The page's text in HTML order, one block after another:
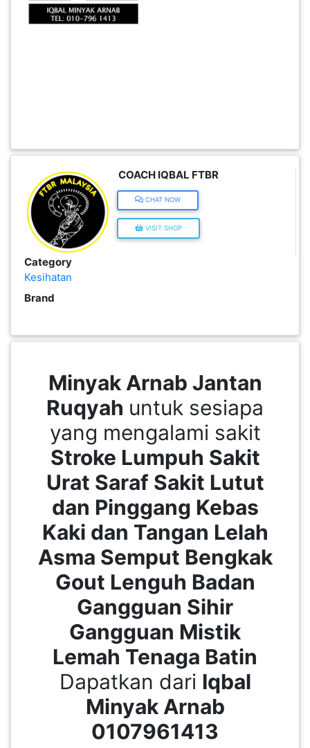
COACH IQBAL FTBR
CHAT NOW
VISIT SHOP
Category
Kesihatan
Brand
Minyak Arnab Jantan
Ruqyah untuk sesiapa
yang mengalami sakit
Stroke Lumpuh Sakit
Urat Saraf Sakit Lutut
dan Pinggang Kebas
Kaki dan Tangan Lelah
Asma Semput Bengkak
Gout Lenguh Badan
Gangguan Sihir
Gangguan Mistik
Lemah Tenaga Batin
Dapatkan dari Iqbal
Minyak Arnab
0107961413
PERNIAGAAN(41)
SUKAN/HOBI(2)
PERCUTIAN
PELANCONGAN(1)
RUMAH
BARANG
SERVIS(17)
BENDA(1)
KEPERLUAN(16)
SELECT NEGERI
SELANGOR(37)
PAHANG(13)
KELANTAN(22)